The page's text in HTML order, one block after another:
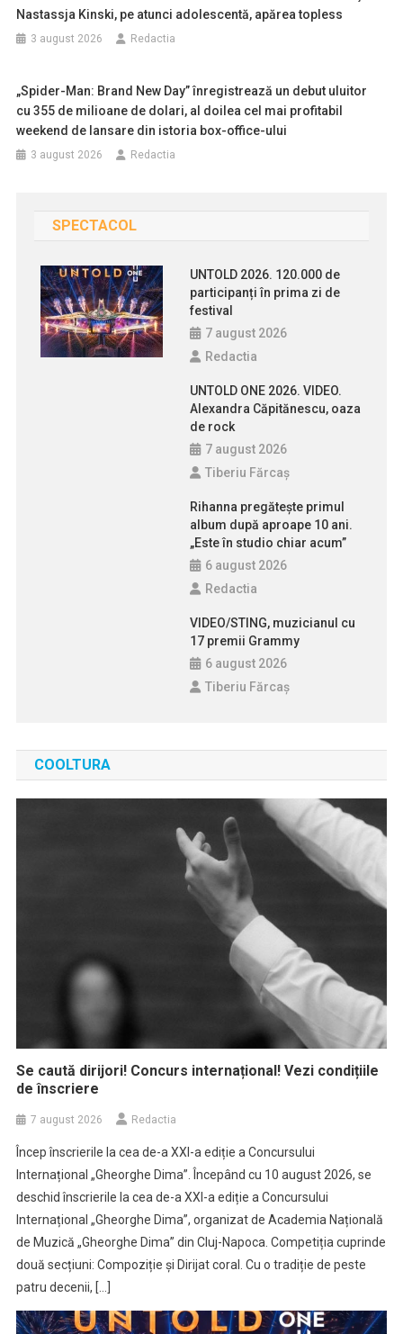
Nastassja Kinski, pe atunci adolescentă, apărea topless
3 august 2026 Redactia
„Spider-Man: Brand New Day” înregistrează un debut uluitor
cu 355 de milioane de dolari, al doilea cel mai profitabil
weekend de lansare din istoria box-office-ului
3 august 2026 Redactia
SPECTACOL
UNTOLD 2026. 120.000 de
participanți în prima zi de
festival
7 august 2026
Redactia
UNTOLD ONE 2026. VIDEO.
Alexandra Căpitănescu, oaza
de rock
7 august 2026
Tiberiu Fărcaş
Rihanna pregătește primul
album după aproape 10 ani.
„Este în studio chiar acum”
6 august 2026
Redactia
VIDEO/STING, muzicianul cu
17 premii Grammy
6 august 2026
Tiberiu Fărcaş
COOLTURA
Se caută dirijori! Concurs internațional! Vezi condițiile
de înscriere
7 august 2026 Redactia
Încep înscrierile la cea de-a XXI-a ediție a Concursului
Internațional „Gheorghe Dima”. Începând cu 10 august 2026, se
deschid înscrierile la cea de-a XXI-a ediție a Concursului
Internațional „Gheorghe Dima”, organizat de Academia Națională
de Muzică „Gheorghe Dima” din Cluj-Napoca. Competiția cuprinde
două secțiuni: Compoziție și Dirijat coral. Cu o tradiție de peste
patru decenii, […]